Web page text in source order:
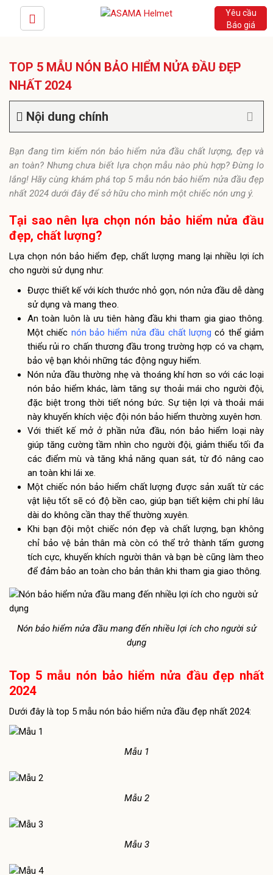
Yêu cầu
Báo giá
TOP 5 MẪU NÓN BẢO HIỂM NỬA ĐẦU ĐẸP
NHẤT 2024
Nội dung chính
Bạn đang tìm kiếm nón bảo hiểm nửa đầu chất lượng, đẹp và
an toàn? Nhưng chưa biết lựa chọn mẫu nào phù hợp? Đừng lo
lắng! Hãy cùng khám phá top 5 mẫu nón bảo hiểm nửa đầu đẹp
nhất 2024 dưới đây để sở hữu cho mình một chiếc nón ưng ý.
Tại sao nên lựa chọn nón bảo hiểm nửa đầu
đẹp, chất lượng?
Lựa chọn nón bảo hiểm đẹp, chất lượng mang lại nhiều lợi ích
cho người sử dụng như:
Được thiết kế với kích thước nhỏ gọn, nón nửa đầu dễ dàng
sử dụng và mang theo.
An toàn luôn là ưu tiên hàng đầu khi tham gia giao thông.
Một chiếc nón bảo hiểm nửa đầu chất lượng có thể giảm
thiểu rủi ro chấn thương đầu trong trường hợp có va chạm,
bảo vệ bạn khỏi những tác động nguy hiểm.
Nón nửa đầu thường nhẹ và thoáng khí hơn so với các loại
nón bảo hiểm khác, làm tăng sự thoải mái cho người đội,
đặc biệt trong thời tiết nóng bức. Sự tiện lợi và thoải mái
này khuyến khích việc đội nón bảo hiểm thường xuyên hơn.
Với thiết kế mở ở phần nửa đầu, nón bảo hiểm loại này
giúp tăng cường tầm nhìn cho người đội, giảm thiểu tối đa
các điểm mù và tăng khả năng quan sát, từ đó nâng cao
an toàn khi lái xe.
Một chiếc nón bảo hiểm chất lượng được sản xuất từ các
vật liệu tốt sẽ có độ bền cao, giúp bạn tiết kiệm chi phí lâu
dài do không cần thay thế thường xuyên.
Khi bạn đội một chiếc nón đẹp và chất lượng, bạn không
chỉ bảo vệ bản thân mà còn có thể trở thành tấm gương
tích cực, khuyến khích người thân và bạn bè cũng làm theo
để đảm bảo an toàn cho bản thân khi tham gia giao thông.
Nón bảo hiểm nửa đầu mang đến nhiều lợi ích cho người sử
dụng
Top 5 mẫu nón bảo hiểm nửa đầu đẹp nhất
2024
Dưới đây là top 5 mẫu nón bảo hiểm nửa đầu đẹp nhất 2024:
Mẫu 1
Mẫu 2
Mẫu 3